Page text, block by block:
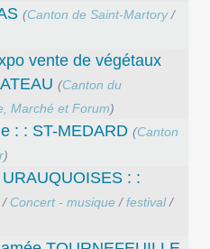
(Canton de Saint-Martory/
vente de végétaux
(Canton du
Marché et Forum)
: : ST-MEDARD (Canton
)
: :
/ Concert - musique /festival/